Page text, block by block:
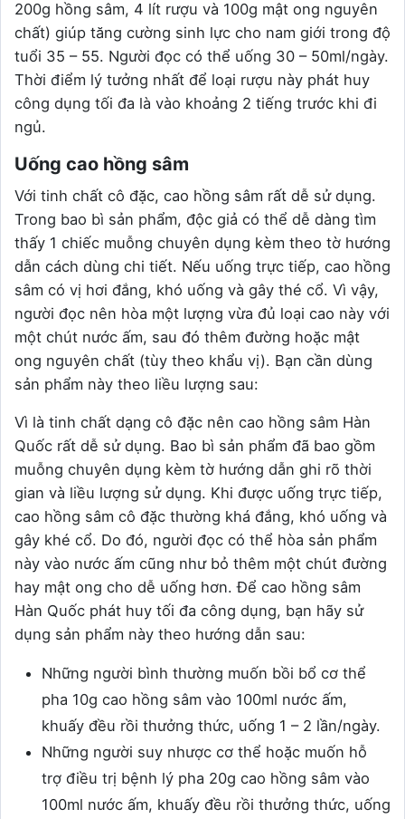
200g hồng sâm, 4 lít rượu và 100g mật ong nguyên
chất) giúp tăng cường sinh lực cho nam giới trong độ
tuổi 35 – 55. Người đọc có thể uống 30 – 50ml/ngày.
Thời điểm lý tưởng nhất để loại rượu này phát huy
công dụng tối đa là vào khoảng 2 tiếng trước khi đi
ngủ.
Uống cao hồng sâm
Với tinh chất cô đặc, cao hồng sâm rất dễ sử dụng.
Trong bao bì sản phẩm, độc giả có thể dễ dàng tìm
thấy 1 chiếc muỗng chuyên dụng kèm theo tờ hướng
dẫn cách dùng chi tiết. Nếu uống trực tiếp, cao hồng
sâm có vị hơi đắng, khó uống và gây thé cổ. Vì vậy,
người đọc nên hòa một lượng vừa đủ loại cao này với
một chút nước ấm, sau đó thêm đường hoặc mật
ong nguyên chất (tùy theo khẩu vị). Bạn cần dùng
sản phẩm này theo liều lượng sau:
Vì là tinh chất dạng cô đặc nên cao hồng sâm Hàn
Quốc rất dễ sử dụng. Bao bì sản phẩm đã bao gồm
muỗng chuyên dụng kèm tờ hướng dẫn ghi rõ thời
gian và liều lượng sử dụng. Khi được uống trực tiếp,
cao hồng sâm cô đặc thường khá đắng, khó uống và
gây khé cổ. Do đó, người đọc có thể hòa sản phẩm
này vào nước ấm cũng như bỏ thêm một chút đường
hay mật ong cho dễ uống hơn. Để cao hồng sâm
Hàn Quốc phát huy tối đa công dụng, bạn hãy sử
dụng sản phẩm này theo hướng dẫn sau:
Những người bình thường muốn bồi bổ cơ thể
pha 10g cao hồng sâm vào 100ml nước ấm,
khuấy đều rồi thưởng thức, uống 1 – 2 lần/ngày.
Những người suy nhược cơ thể hoặc muốn hỗ
trợ điều trị bệnh lý pha 20g cao hồng sâm vào
100ml nước ấm, khuấy đều rồi thưởng thức, uống